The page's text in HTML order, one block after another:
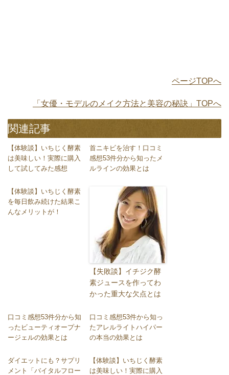
ページTOPへ
「女優・モデルのメイク方法と美容の秘訣」TOPへ
関連記事
【体験談】いちじく酵素
は美味しい！実際に購入
して試してみた感想
首ニキビを治す！口コミ
感想53件分から知ったメ
ルラインの効果とは
【体験談】いちじく酵素
を毎日飲み続けた結果こ
んなメリットが！
【失敗談】イチジク酵
素ジュースを作ってわ
かった重大な欠点とは
口コミ感想53件分から知
ったビューティオープナ
ージェルの効果とは
口コミ感想53件から知っ
たアレルライトハイパー
の本当の効果とは
ダイエットにも？サプリ
メント「バイタルフロー
【体験談】いちじく酵素
は美味しい！実際に購入